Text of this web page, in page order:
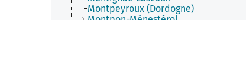
Montpeyroux (Dordogne)
Montpon-Ménestérol